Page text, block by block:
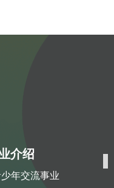
介绍
年交流事业